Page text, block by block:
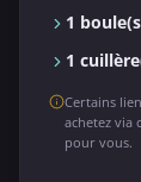
1
1
Certains
achetez via
pour vous.